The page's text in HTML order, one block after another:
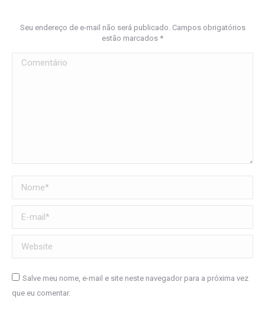
Seu endereço de e-mail não será publicado. Campos obrigatórios
estão marcados *
Comentário
Nome *
E-mail *
Website
Salve meu nome, e-mail e site neste navegador para a próxima vez
que eu comentar.